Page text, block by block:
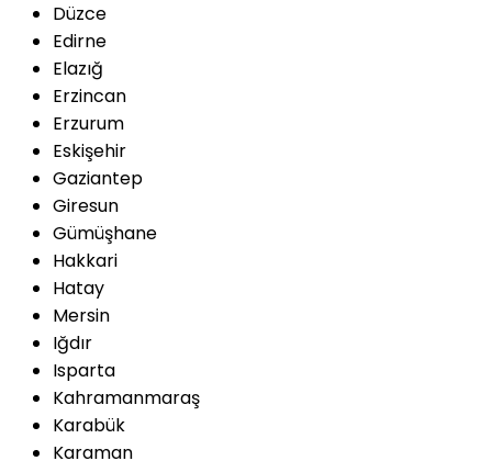
Düzce
Edirne
Elazığ
Erzincan
Erzurum
Eskişehir
Gaziantep
Giresun
Gümüşhane
Hakkari
Hatay
Mersin
Iğdır
Isparta
Kahramanmaraş
Karabük
Karaman